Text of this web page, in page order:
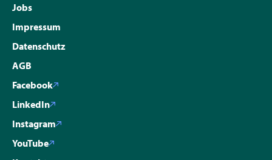
Jobs
Impressum
Datenschutz
AGB
Facebook
LinkedIn
Instagram
YouTube